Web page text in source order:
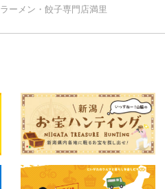
ラーメン・餃子専門店満里